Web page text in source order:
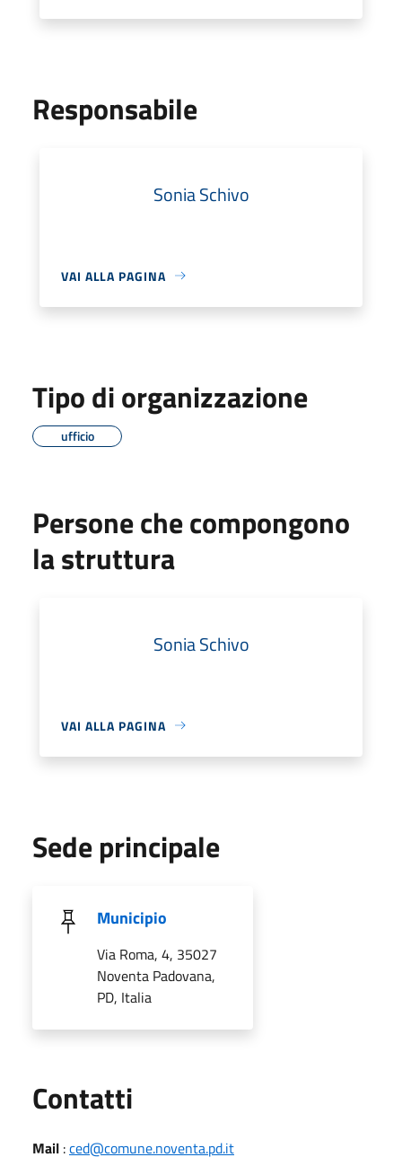
Responsabile
Sonia Schivo
VAI ALLA PAGINA
Tipo di organizzazione
ufficio
Persone che compongono
la struttura
Sonia Schivo
VAI ALLA PAGINA
Sede principale
Municipio
Via Roma, 4, 35027
Noventa Padovana,
PD, Italia
Contatti
Mail :ced@comune.noventa.pd.it